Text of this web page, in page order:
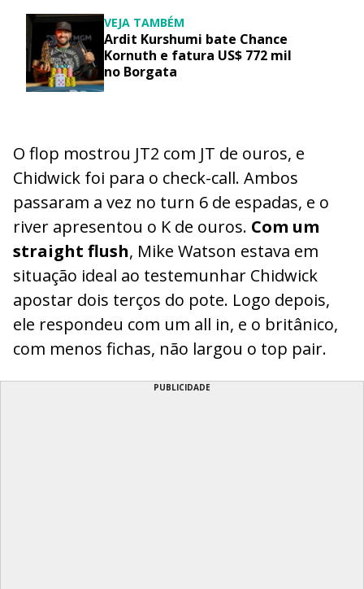
VEJA TAMBÉM
Ardit Kurshumi bate Chance
Kornuth e fatura US$ 772 mil
no Borgata
O flop mostrou JT2 com JT de ouros, e
Chidwick foi para o check-call. Ambos
passaram a vez no turn 6 de espadas, e o
river apresentou o K de ouros. Com um
straight flush, Mike Watson estava em
situação ideal ao testemunhar Chidwick
apostar dois terços do pote. Logo depois,
ele respondeu com um all in, e o britânico,
com menos fichas, não largou o top pair.
PUBLICIDADE